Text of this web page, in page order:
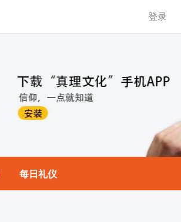
登录
每日礼仪